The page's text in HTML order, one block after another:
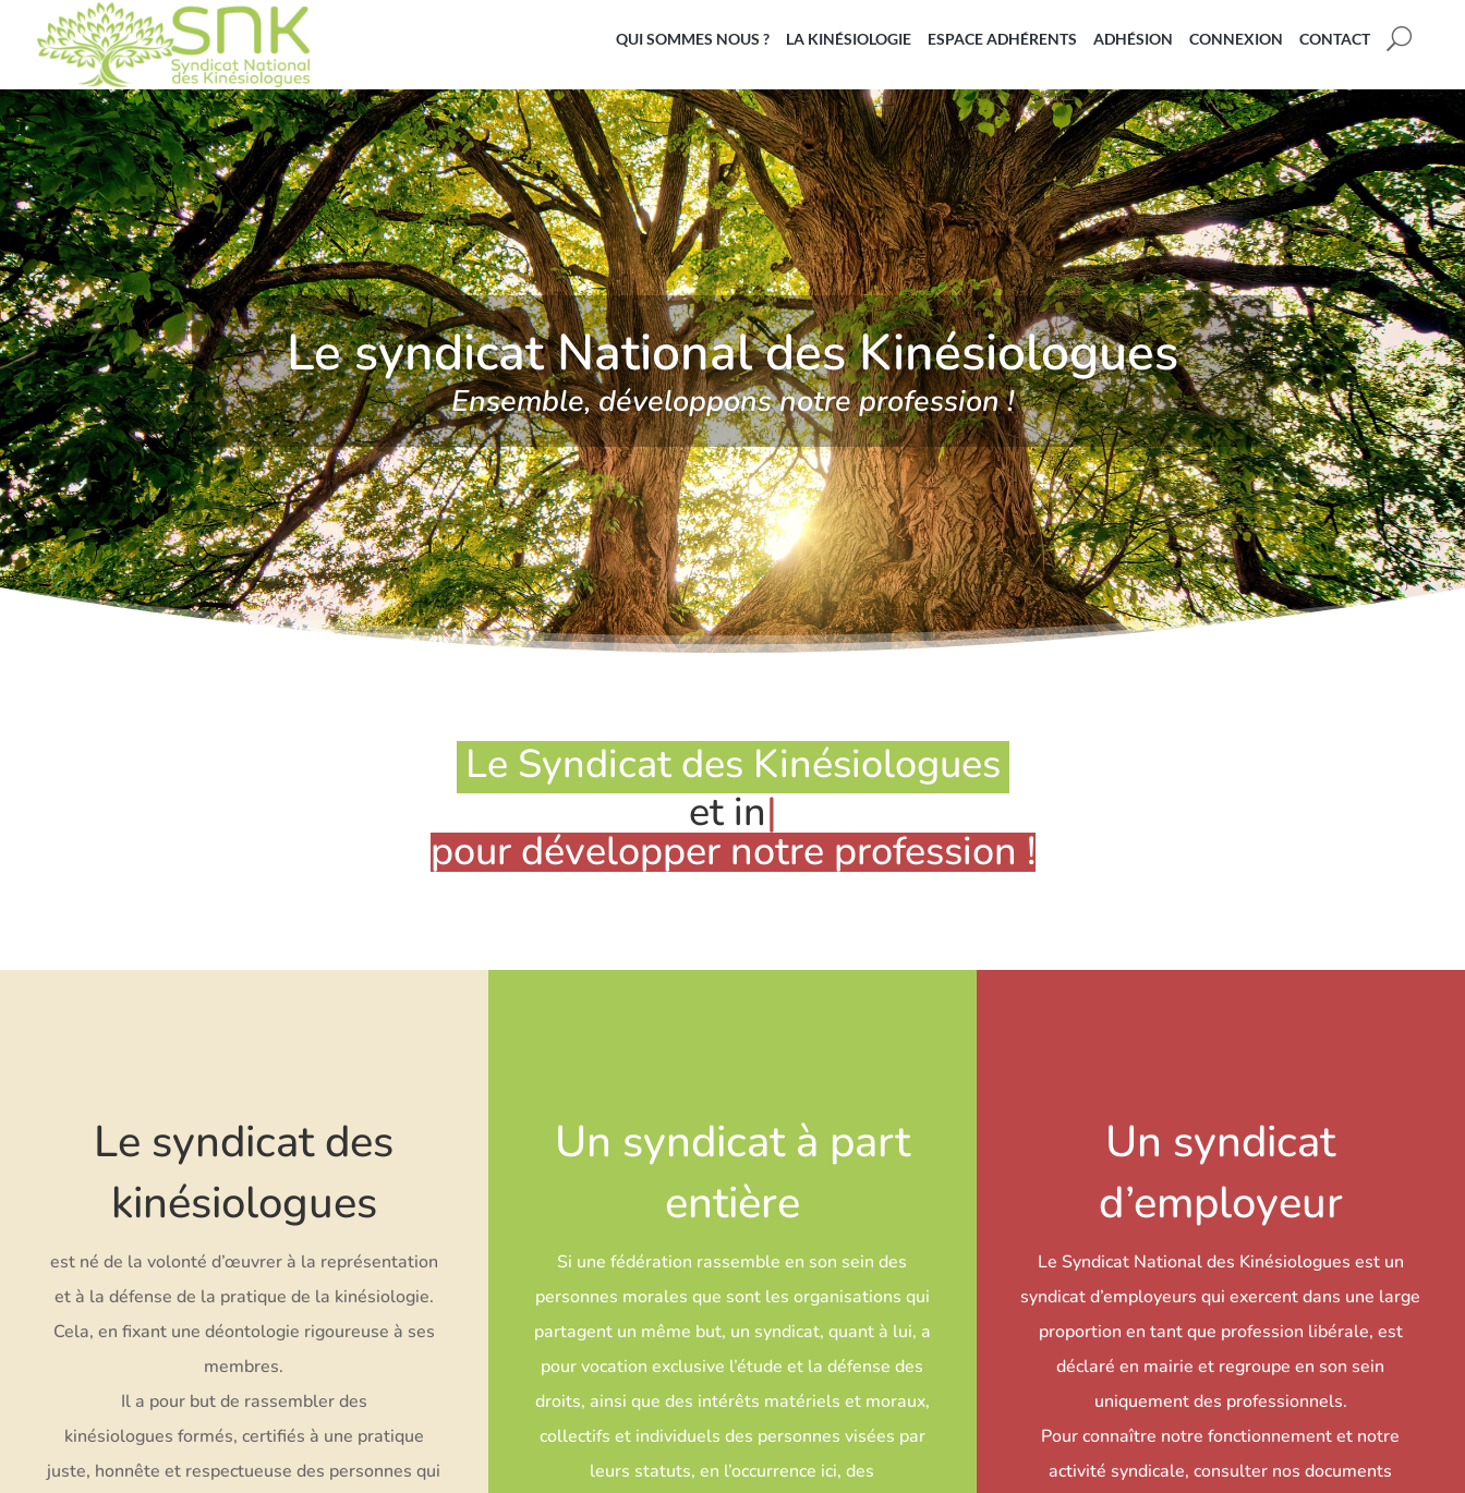
QUI SOMMES NOUS ? LA KINÉSIOLOGIE ESPACE ADHÉRENTS ADHÉSION CONNEXION CONTACT U
Le syndicat National des Kinésiologues
Ensemble, développons notre profession !
Le Syndicat des Kinésiologues
et indépendante|
pour développer notre profession !
Le syndicat des
kinésiologues
est né de la volonté d’œuvrer à la représentation
et à la défense de la pratique de la kinésiologie.
Cela, en fixant une déontologie rigoureuse à ses
membres.
Il a pour but de rassembler des
kinésiologues formés, certifiés à une pratique
juste, honnête et respectueuse des personnes qui
Un syndicat à part
entière
Si une fédération rassemble en son sein des
personnes morales que sont les organisations qui
partagent un même but, un syndicat, quant à lui, a
pour vocation exclusive l’étude et la défense des
droits, ainsi que des intérêts matériels et moraux,
collectifs et individuels des personnes visées par
leurs statuts, en l’occurrence ici, des
Un syndicat
d’employeur
Le Syndicat National des Kinésiologues est un
syndicat d’employeurs qui exercent dans une large
proportion en tant que profession libérale, est
déclaré en mairie et regroupe en son sein
uniquement des professionnels.
Pour connaître notre fonctionnement et notre
activité syndicale, consulter nos documents